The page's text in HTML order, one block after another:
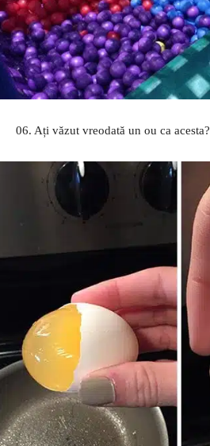
06. Ați văzut vreodată un ou ca acesta?